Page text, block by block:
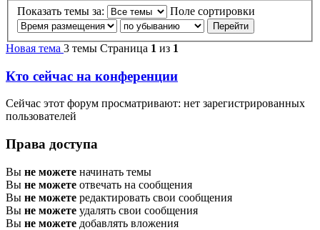
Показать темы за: Поле сортировки
Новая тема 3 темы Страница 1 из 1
Кто сейчас на конференции
Сейчас этот форум просматривают: нет зарегистрированных
пользователей
Права доступа
Вы не можете начинать темы
Вы не можете отвечать на сообщения
Вы не можете редактировать свои сообщения
Вы не можете удалять свои сообщения
Вы не можете добавлять вложения